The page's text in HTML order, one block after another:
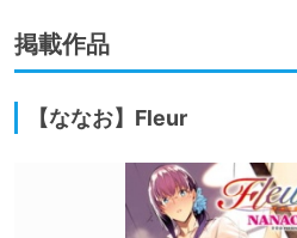
掲載作品
【ななお】Fleur